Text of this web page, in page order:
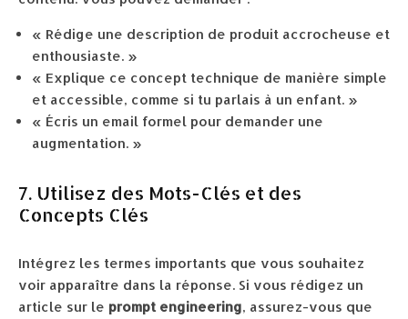
« Rédige une description de produit accrocheuse et
enthousiaste. »
« Explique ce concept technique de manière simple
et accessible, comme si tu parlais à un enfant. »
« Écris un email formel pour demander une
augmentation. »
7. Utilisez des Mots-Clés et des
Concepts Clés
Intégrez les termes importants que vous souhaitez
voir apparaître dans la réponse. Si vous rédigez un
article sur le prompt engineering, assurez-vous que